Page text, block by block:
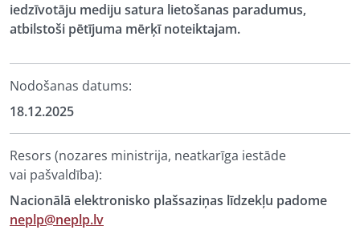
iedzīvotāju mediju satura lietošanas paradumus,
atbilstoši pētījuma mērķī noteiktajam.
Nodošanas datums:
18.12.2025
Resors (nozares ministrija, neatkarīga iestāde
vai pašvaldība):
Nacionālā elektronisko plašsaziņas līdzekļu padome
neplp@neplp.lv